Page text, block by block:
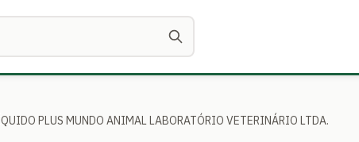
PLUS MUNDO ANIMAL LABORATÓRIO VETERINÁRIO LTDA.